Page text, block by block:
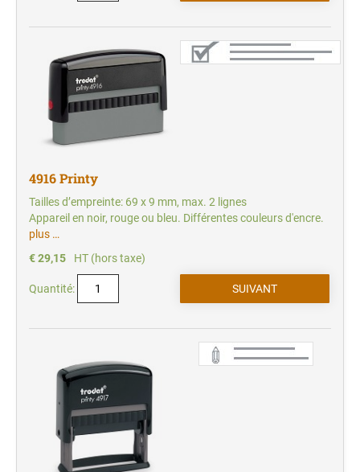
4916 Printy
Tailles d’empreinte: 69 x 9 mm, max. 2 lignes
Appareil en noir, rouge ou bleu. Différentes couleurs d'encre.
plus …
€ 29,15
HT (hors taxe)
Quantité: